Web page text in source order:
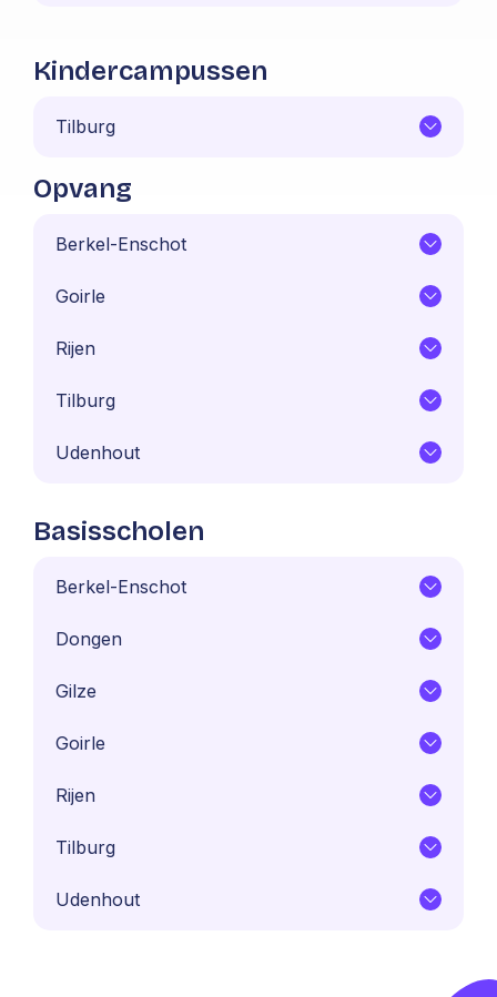
Kindercampussen
Tilburg
Opvang
Berkel-Enschot
Goirle
Rijen
Tilburg
Udenhout
Basisscholen
Berkel-Enschot
Dongen
Gilze
Goirle
Rijen
Tilburg
Udenhout